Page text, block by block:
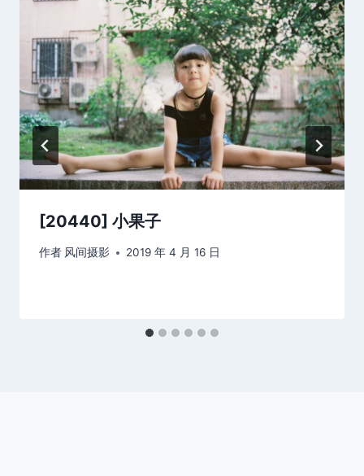
[20440] 小果子
作者 风间摄影 2019 年 4 月 16 日